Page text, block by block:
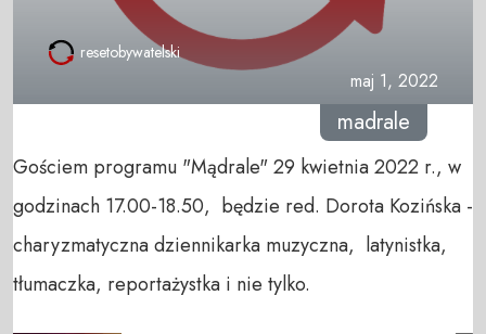
resetobywatelski
maj 1, 2022
madrale
Gościem programu "Mądrale" 29 kwietnia 2022 r., w
godzinach 17.00-18.50, będzie red. Dorota Kozińska -
charyzmatyczna dziennikarka muzyczna, latynistka,
tłumaczka, reportażystka i nie tylko.